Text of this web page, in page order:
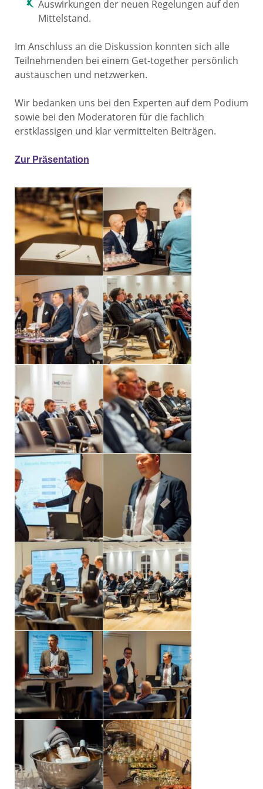
Auswirkungen der neuen Regelungen auf den
Mittelstand.
Im Anschluss an die Diskussion konnten sich alle
Teilnehmenden bei einem Get-together persönlich
austauschen und netzwerken.
Wir bedanken uns bei den Experten auf dem Podium
sowie bei den Moderatoren für die fachlich
erstklassigen und klar vermittelten Beiträgen.
Zur Präsentation